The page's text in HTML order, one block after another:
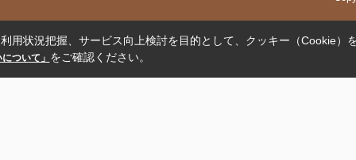
用状況把握、サービス向上検討を目的として、クッキー（Cookie）
ついて」 をご確認ください。